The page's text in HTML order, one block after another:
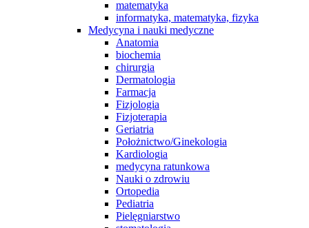
matematyka
informatyka, matematyka, fizyka
Medycyna i nauki medyczne
Anatomia
biochemia
chirurgia
Dermatologia
Farmacja
Fizjologia
Fizjoterapia
Geriatria
Położnictwo/Ginekologia
Kardiologia
medycyna ratunkowa
Nauki o zdrowiu
Ortopedia
Pediatria
Pielęgniarstwo